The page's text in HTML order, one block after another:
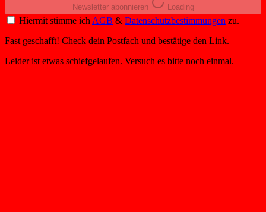
Newsletter abonnieren Loading
Hiermit stimme ich AGB & Datenschutzbestimmungen zu.
Fast geschafft! Check dein Postfach und bestätige den Link.
Leider ist etwas schiefgelaufen. Versuch es bitte noch einmal.